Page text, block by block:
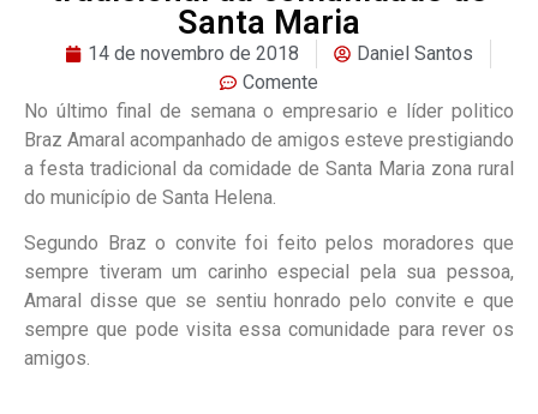
Santa Maria
14 de novembro de 2018
Daniel Santos
Comente
No último final de semana o empresario e líder politico
Braz Amaral acompanhado de amigos esteve prestigiando
a festa tradicional da comidade de Santa Maria zona rural
do município de Santa Helena.
Segundo Braz o convite foi feito pelos moradores que
sempre tiveram um carinho especial pela sua pessoa,
Amaral disse que se sentiu honrado pelo convite e que
sempre que pode visita essa comunidade para rever os
amigos.